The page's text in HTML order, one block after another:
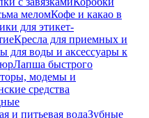
меломКофе и какао в
для этикет-
Кресла для приемных и
для воды и аксессуары к
Лапша быстрого
модемы и
средства
и питьевая водаЗубные